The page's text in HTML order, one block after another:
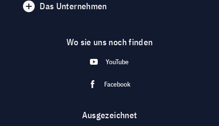
Das Unternehmen
Wo sie uns noch finden
YouTube
Facebook
Ausgezeichnet